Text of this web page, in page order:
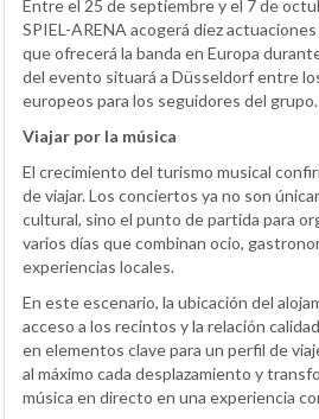
Entre el 25 de septiembre y el 7 de
SPIEL-ARENA acogerá diez
que ofrecerá la banda en Europa
del evento situará a Düsseldorf entre
europeos para los seguidores del grupo.
Viajar por la música
El crecimiento del turismo musical
de viajar. Los conciertos ya no son
cultural, sino el punto de partida para
varios días que combinan ocio,
experiencias locales.
En este escenario, la ubicación del
acceso a los recintos y la relación
en elementos clave para un perfil de
al máximo cada desplazamiento y
música en directo en una experiencia